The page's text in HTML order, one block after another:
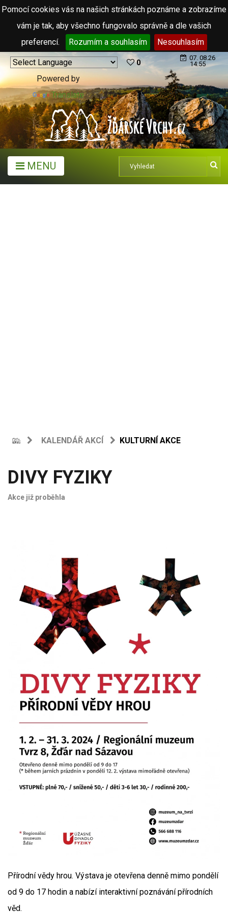
Pomocí cookies vás na našich stránkách poznáme a zobrazíme
vám je tak, aby všechno fungovalo správně a dle vašich
preferencí.
Rozumím a souhlasím Nesouhlasím
Powered by
Translate
0
07. 08.26
14:55
MENU
KALENDÁŘ AKCÍ KULTURNÍ AKCE
DIVY FYZIKY
Akce již proběhla
Přírodní vědy hrou. Výstava je otevřena denně mimo pondělí
od 9 do 17 hodin a nabízí interaktivní poznávání přírodních
věd.